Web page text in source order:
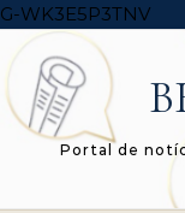
G-WK3E5P3TNV
Portal de